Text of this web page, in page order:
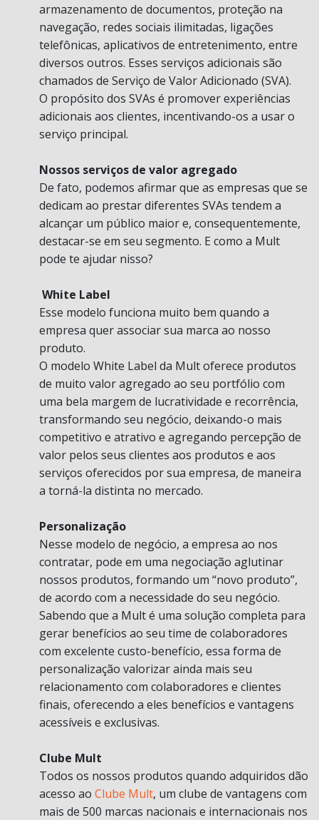
armazenamento de documentos, proteção na
navegação, redes sociais ilimitadas, ligações
telefônicas, aplicativos de entretenimento, entre
diversos outros. Esses serviços adicionais são
chamados de Serviço de Valor Adicionado (SVA).
O propósito dos SVAs é promover experiências
adicionais aos clientes, incentivando-os a usar o
serviço principal.
Nossos serviços de valor agregado
De fato, podemos afirmar que as empresas que se
dedicam ao prestar diferentes SVAs tendem a
alcançar um público maior e, consequentemente,
destacar-se em seu segmento. E como a Mult
pode te ajudar nisso?
White Label
Esse modelo funciona muito bem quando a
empresa quer associar sua marca ao nosso
produto.
O modelo White Label da Mult oferece produtos
de muito valor agregado ao seu portfólio com
uma bela margem de lucratividade e recorrência,
transformando seu negócio, deixando-o mais
competitivo e atrativo e agregando percepção de
valor pelos seus clientes aos produtos e aos
serviços oferecidos por sua empresa, de maneira
a torná-la distinta no mercado.
Personalização
Nesse modelo de negócio, a empresa ao nos
contratar, pode em uma negociação aglutinar
nossos produtos, formando um “novo produto”,
de acordo com a necessidade do seu negócio.
Sabendo que a Mult é uma solução completa para
gerar benefícios ao seu time de colaboradores
com excelente custo-benefício, essa forma de
personalização valorizar ainda mais seu
relacionamento com colaboradores e clientes
finais, oferecendo a eles benefícios e vantagens
acessíveis e exclusivas.
Clube Mult
Todos os nossos produtos quando adquiridos dão
acesso ao Clube Mult, um clube de vantagens com
mais de 500 marcas nacionais e internacionais nos